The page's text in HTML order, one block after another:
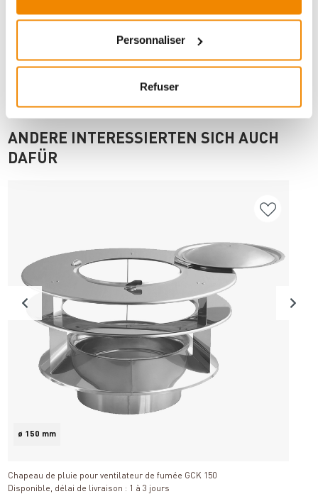
Personnaliser
Refuser
Imprimer la fiche article Question sur l’article
ANDERE INTERESSIERTEN SICH AUCH
DAFÜR
ø 150 mm
Chapeau de pluie pour ventilateur de fumée GCK 150
Disponible, délai de livraison : 1 à 3 jours